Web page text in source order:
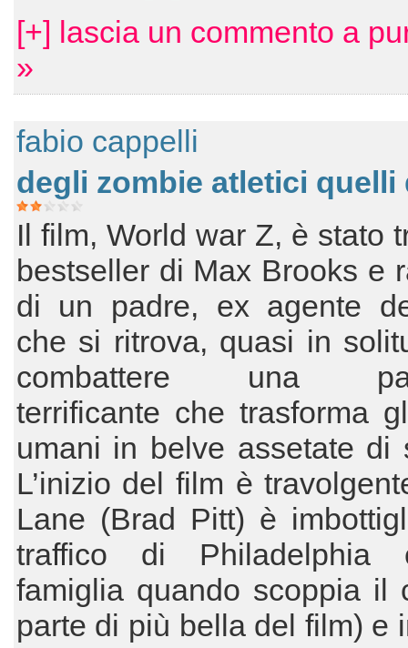
[+] lascia un commento a
»
fabio cappelli
degli zombie atletici quelli
Il film, World war Z, è stato
bestseller di Max Brooks e
di un padre, ex agente
che si ritrova, quasi in
combattere una
terrificante che trasforma
umani in belve assetate di
L’inizio del film è
Lane (Brad Pitt) è
traffico di Philadelphia
famiglia quando scoppia il
parte di più bella del film) e